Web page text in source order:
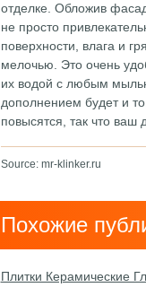
отделке. Обложив
не просто
поверхности, влага и
мелочью. Это очень
их водой с любым
дополнением будет и
повысятся, так что ваш
Source: mr-klinker.ru
Похожие
Плитки Керамические